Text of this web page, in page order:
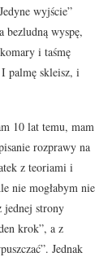
wyjście”
bezludną wyspę,
i taśmę
palmę skleisz, i
10 lat temu, mam
rozprawy na
z teoriami i
nie mogłabym nie
jednej strony
krok”, a z
Jednak